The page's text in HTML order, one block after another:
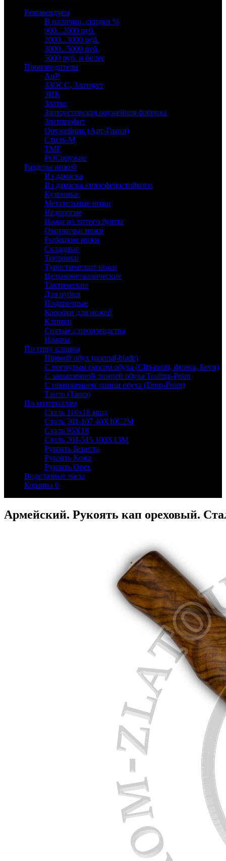
Рекомендуем
В наличии, скидки %
900...2000 руб.
2000...3000 руб.
3000...5000 руб.
5000 руб. и более
Производители
АиР
ЗЗОСС, Златоуст
ЗИК
Златко
Златоустовская оружейная фабрика
Златпрофит
Оружейник (Арт-Грани)
Стиль-М
ТМГ
РОСоружие
Разделы ножей
Из дамаска
Из дамаска атмосферостойкого
Кухонные
Метательные ножи
Недорогие
Ножи из литого булата
Охотничьи ножи
Рыбацкие ножи
Складные
Топорики
Туристические ножи
Цельнометаллические
Тактические
Для рубки
Подарочные
Коробки для ножей
Клинки
Снятые с производства
Ножны
По типу клинка
Прямой обух (normal-blade)
С вогнутым скосом обуха (Clip-point, финка, Боуи)
С завышенной линией обуха Trailing-Point
С понижением линии обуха (Drop-Point)
Танто (Tanto)
По материалам
Сталь 110х18 мшд
Сталь ЭИ-107 40Х10С2М
Сталь 95Х18
Сталь ЭИ-515 100Х13М
Рукоять Береста
Рукоять Кожа
Рукоять Орех
Водолазные часы
Корзина 0
Армейский. Рукоять кап ореховый.